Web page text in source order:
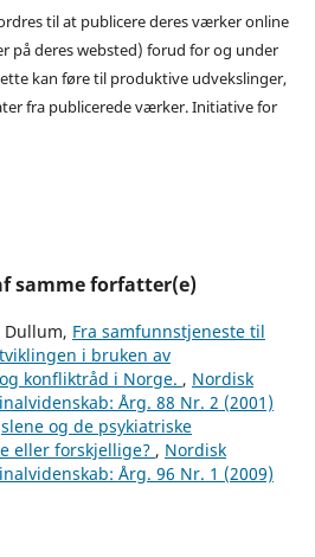
til at publicere deres værker online
på deres websted) forud for og under
kan føre til produktive udvekslinger,
fra publicerede værker. Initiative for
samme forfatter(e)
Dullum, Fra samfunnstjeneste til
i bruken av
konfliktråd i Norge. , Nordisk
Årg. 88 Nr. 2 (2001)
og de psykiatriske
eller forskjellige? , Nordisk
Årg. 96 Nr. 1 (2009)